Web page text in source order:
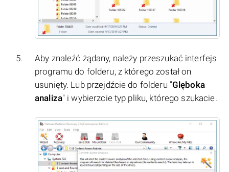
Aby znaleźć żądany, należy przeszukać interfejs
programu do folderu, z którego został on
usunięty. Lub przejdźcie do folderu "Glęboka
analiza" i wybierzcie typ pliku, którego szukacie.